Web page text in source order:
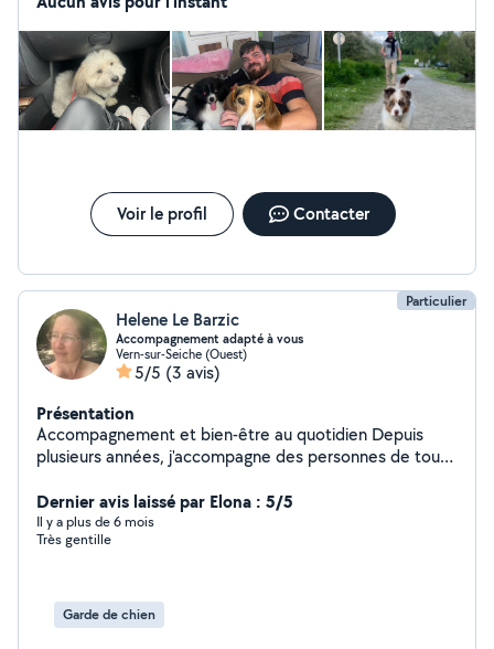
appartement . J'ai le permis avec ma voiture, je suis une
vrai passionnée et j'aimerai vraiment en faire mon
métier. Merci à vous !
Voir le profil Contacter
Particulier
Helene Le Barzic
Accompagnement adapté à vous
Vern-sur-Seiche (Ouest)
5/5 (3 avis)
Présentation
Accompagnement et bien-être au quotidien Depuis
plusieurs années, j'accompagne des personnes de tout
d'autonomie (activité adaptée à l'âge et goût et besoins
des bénéficiaires) Mobilité, liens sociaux, cuisine,
transfères, soins d'hygiènes et gestes de la vie
auxiliaire de vie, assistante maternelle. Je suis
maintenant AESH donc disponible en dehors des temps
Dernier avis laissé par Elona : 5/5
Il y a plus de 6 mois
Très gentille
Garde de chien